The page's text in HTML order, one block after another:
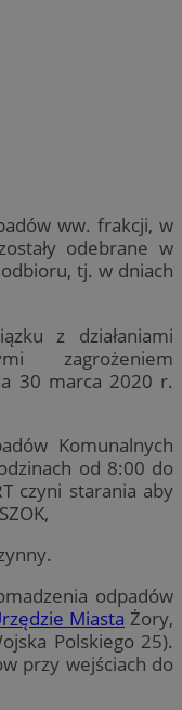
ww. frakcji, w
odebrane w
tj. w dniach
z działaniami
zagrożeniem
30 marca 2020 r.
Komunalnych
od 8:00 do
czyni starania aby
odpadów
Miasta Żory,
Polskiego 25).
przy wejściach do